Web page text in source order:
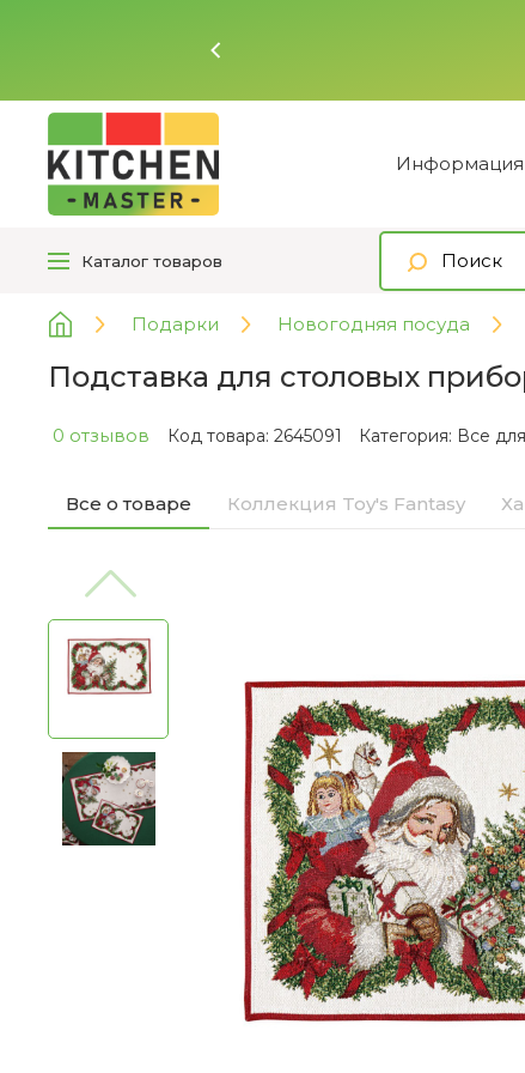
Информация
Каталог товаров
Подарки Новогодняя посуда
Подставка для столовых
0 отзывов Код товара: 2645091 Категория: Все
Все о товаре Коллекция Toy's Fantasy